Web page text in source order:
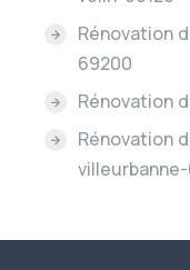
Rénovation
69200
Rénovation
Rénovation